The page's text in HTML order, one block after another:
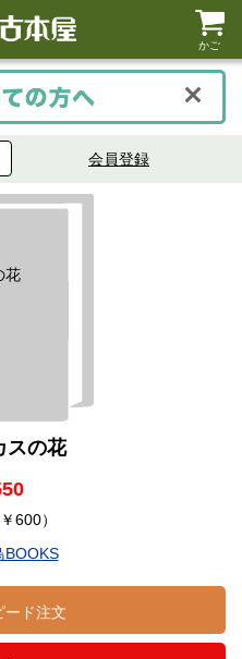
かご
会員登録
花
スの花
600）
BOOKS
ード注文